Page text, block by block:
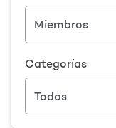
Categorías